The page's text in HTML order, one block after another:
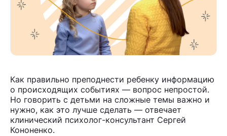
Как правильно преподнести ребенку информацию
о происходящих событиях — вопрос непростой.
Но говорить с детьми на сложные темы важно и
нужно, как это лучше сделать — отвечает
клинический психолог-консультант Сергей
Кононенко.